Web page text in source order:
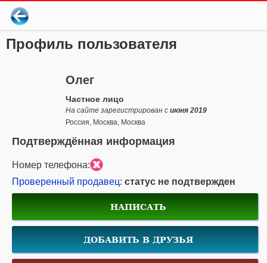
Профиль пользователя
Олег
Частное лицо
На сайте зарегистрирован с июня 2019
Россия, Москва, Москва
Подтверждённая информация
Номер телефона:
Проверенный продавец: статус не подтвержден
НАПИСАТЬ
ДОБАВИТЬ В ДРУЗЬЯ